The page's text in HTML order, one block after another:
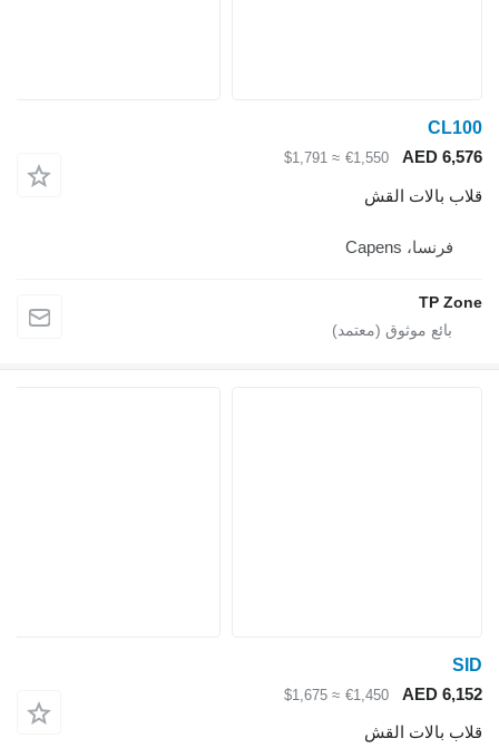
CL100
AED 6,576
€1,550
≈ $1,791
قلاب بالات القش
فرنسا، Capens
TP Zone
SID
AED 6,152
€1,450
≈ $1,675
قلاب بالات القش